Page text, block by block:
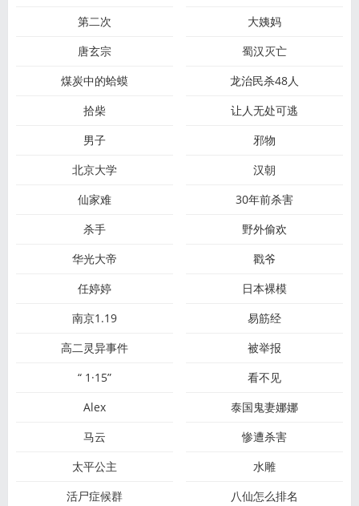
第二次
大姨妈
唐玄宗
蜀汉灭亡
煤炭中的蛤蟆
龙治民杀48人
拾柴
让人无处可逃
男子
邪物
北京大学
汉朝
仙家难
30年前杀害
杀手
野外偷欢
华光大帝
戳爷
任婷婷
日本裸模
南京​1.19
易筋经
高二灵异事件
被举报
“ 1·15”
看不见
Alex
泰国鬼妻娜娜
马云
惨遭杀害
太平公主
水雕
活尸症候群
八仙怎么排名